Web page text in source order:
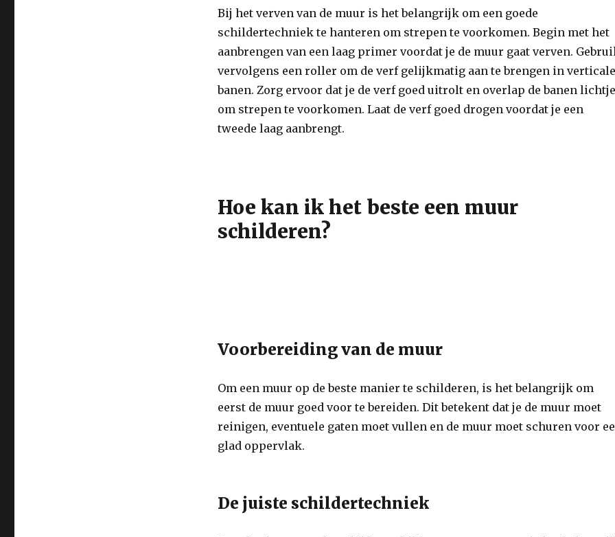
Bij het verven van de muur is het belangrijk om een goede
schildertechniek te hanteren om strepen te voorkomen. Begin met het
aanbrengen van een laag primer voordat je de muur gaat verven.
vervolgens een roller om de verf gelijkmatig aan te brengen in verticale
banen. Zorg ervoor dat je de verf goed uitrolt en overlap de banen
om strepen te voorkomen. Laat de verf goed drogen voordat je een
tweede laag aanbrengt.
Hoe kan ik het beste een muur
schilderen?
Voorbereiding van de muur
Om een muur op de beste manier te schilderen, is het belangrijk om
eerst de muur goed voor te bereiden. Dit betekent dat je de muur moet
reinigen, eventuele gaten moet vullen en de muur moet schuren voor
glad oppervlak.
De juiste schildertechniek